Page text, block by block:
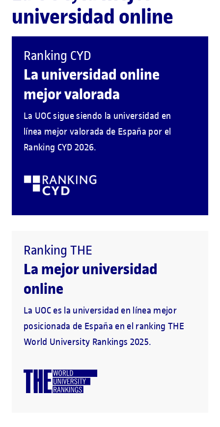
universidad online
Ranking CYD
La universidad online
mejor valorada
La UOC sigue siendo la universidad en
línea mejor valorada de España por el
Ranking CYD 2026.
Ranking THE
La mejor universidad
online
La UOC es la universidad en línea mejor
posicionada de España en el ranking THE
World University Rankings 2025.